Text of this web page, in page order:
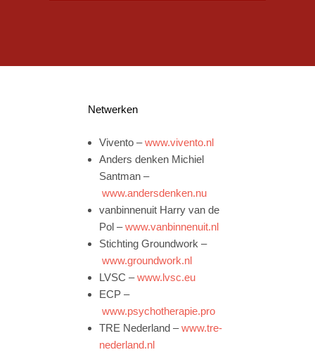
Netwerken
Vivento –www.vivento.nl
Anders denken Michiel
Santman –
www.andersdenken.nu
vanbinnenuit Harry van de
Pol –www.vanbinnenuit.nl
Stichting Groundwork –
www.groundwork.nl
LVSC –www.lvsc.eu
ECP –
www.psychotherapie.pro
TRE Nederland –www.tre-
nederland.nl